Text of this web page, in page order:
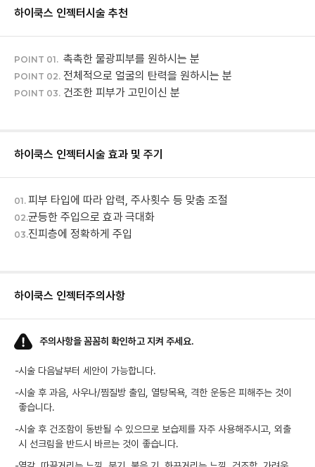
하이쿡스 인젝터시술 추천
POINT 01. 촉촉한 물광피부를 원하시는 분
POINT 02. 전체적으로 얼굴의 탄력을 원하시는 분
POINT 03. 건조한 피부가 고민이신 분
하이쿡스 인젝터시술 효과 및 주기
01. 피부 타입에 따라 압력, 주사횟수 등 맞춤 조절
02.균등한 주입으로 효과 극대화
03.진피층에 정확하게 주입
하이쿡스 인젝터주의사항
주의사항을 꼼꼼히 확인하고 지켜 주세요.
-시술 다음날부터 세안이 가능합니다.
-시술 후 과음, 사우나/찜질방 출입, 열탕목욕, 격한 운동은 피해주는 것이
좋습니다.
-시술 후 건조함이 동반될 수 있으므로 보습제를 자주 사용해주시고, 외출
시 선크림을 반드시 바르는 것이 좋습니다.